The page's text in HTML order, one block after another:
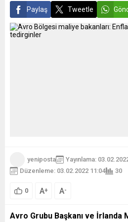
Paylaş Tweetle
yeniposta
Yayınlama:
Düzenleme: 03.02.2022 11:04
30
0 A+ A-
Avro Grubu Başkanı ve İrlanda